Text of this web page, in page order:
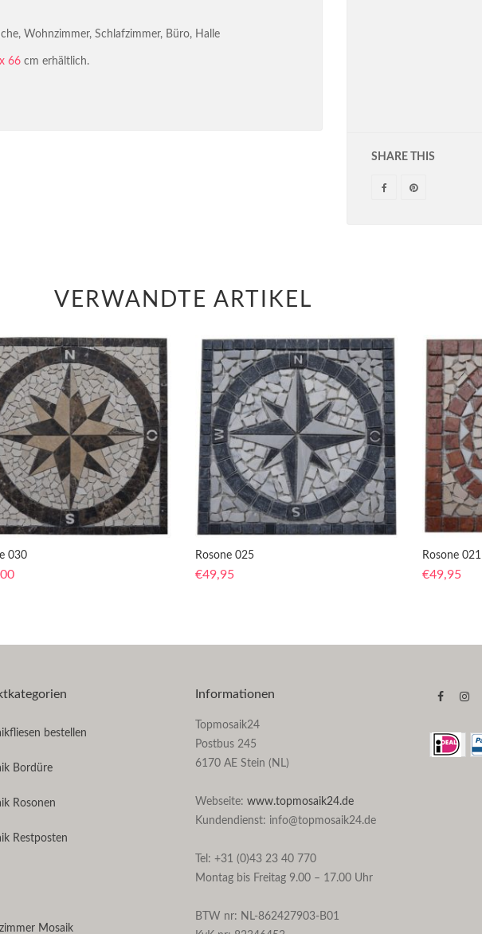
Wohnzimmer, Schlafzimmer, Büro, Halle
66 cm erhältlich.
SHARE THIS
VERWANDTE ARTIKEL
030 Rosone 025
€49,95
Rosone 021
€49,95
bestellen
Bordüre
Rosonen
Restposten
Mosaik
Informationen
Topmosaik24
Postbus 245
6170 AE Stein (NL)
Webseite: www.topmosaik24.de
Kundendienst: info@topmosaik24.de
Tel: +31 (0)43 23 40 770
Montag bis Freitag 9.00 – 17.00 Uhr
BTW nr: NL-862427903-B01